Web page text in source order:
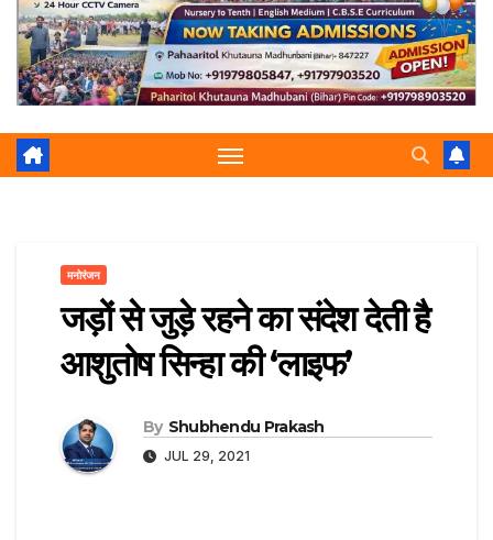
मनोरंजन
जड़ों से जुड़े रहने का संदेश देती है
आशुतोष सिन्हा की ‘लाइफ’
By Shubhendu Prakash
JUL 29, 2021
pa
m
e